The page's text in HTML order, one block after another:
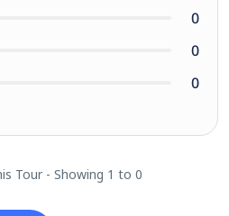
0
0
0
Tour - Showing 1 to 0